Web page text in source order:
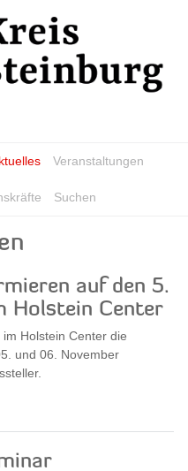
Veranstaltungen
Suchen
auf den 5.
Holstein Center
Holstein Center die
und 06. November